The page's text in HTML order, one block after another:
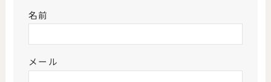
名前
メール